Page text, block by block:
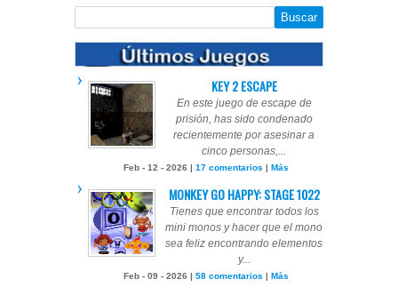
KEY 2 ESCAPE
En este juego de escape de
prisión, has sido condenado
recientemente por asesinar a
cinco personas,...
Feb - 12 - 2026 | 17 comentarios Más
MONKEY GO HAPPY: STAGE 1022
Tienes que encontrar todos los
mini monos y hacer que el mono
sea feliz encontrando elementos
y...
Feb - 09 - 2026 | 58 comentarios Más